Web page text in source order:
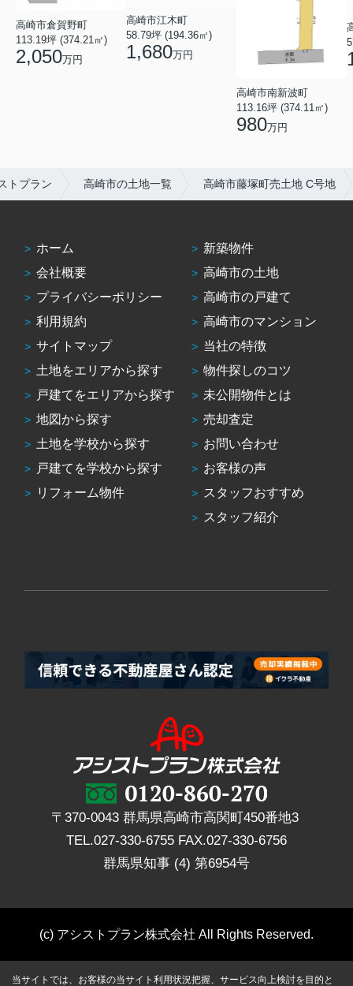
高崎市倉賀野町
113.19坪 (374.21㎡)
2,050万円
高崎市江木町
58.79坪 (194.36㎡)
1,680万円
高崎市南新波町
113.16坪 (374.11㎡)
980万円
トプラン 高崎市の土地一覧 高崎市藤塚町売土地 C号地
ホーム
会社概要
プライバシーポリシー
利用規約
サイトマップ
土地をエリアから探す
戸建てをエリアから探す
地図から探す
土地を学校から探す
戸建てを学校から探す
リフォーム物件
新築物件
高崎市の土地
高崎市の戸建て
高崎市のマンション
当社の特徴
物件探しのコツ
未公開物件とは
売却査定
お問い合わせ
お客様の声
スタッフおすすめ
スタッフ紹介
〒370-0043 群馬県高崎市高関町450番地3
TEL.027-330-6755 FAX.027-330-6756
群馬県知事 (4) 第6954号
(c) アシストプラン株式会社 All Rights Reserved.
当サイトでは、お客様の当サイト利用状況把握、サービス向上検討を目的と